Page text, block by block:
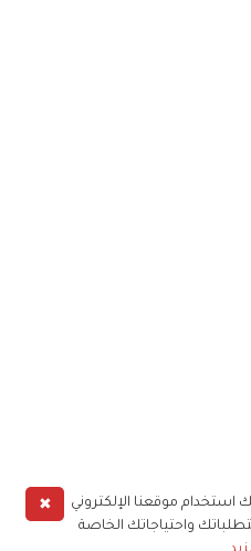
✖
موقعنا الإلكتروني
واحتياجاتك الخاصة